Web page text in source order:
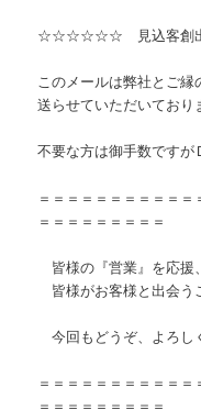
☆☆☆☆☆☆ 見込客
このメールは弊社とご
送らせていただいており
不要な方は御手数ですが
＝＝＝＝＝＝＝＝＝＝
＝＝＝＝＝＝＝＝＝
皆様の『営業』を応
皆様がお客様と出会う
今回もどうぞ、よろし
＝＝＝＝＝＝＝＝＝＝
＝＝＝＝＝＝＝＝＝